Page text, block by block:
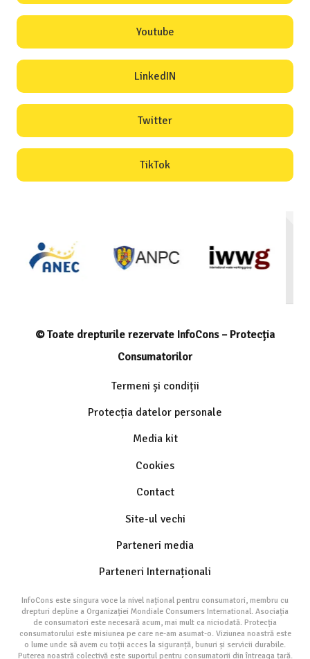
Youtube
LinkedIN
Twitter
TikTok
© Toate drepturile rezervate InfoCons – Protecția
Consumatorilor
Termeni și condiții
Protecția datelor personale
Media kit
Cookies
Contact
Site-ul vechi
Parteneri media
Parteneri Internaționali
InfoCons este singura voce la nivel național pentru consumatori, membru cu
drepturi depline a Organizației Mondiale Consumers International. Asociația
de consumatori este necesară acum, mai mult ca niciodată. Protecția
consumatorului este misiunea pe care ne-am asumat-o. Viziunea noastră este
o lume unde să avem cu toții acces la siguranță, bunuri și servicii durabile.
Puterea noastră colectivă este suportul pentru consumatorii din întreaga țară.